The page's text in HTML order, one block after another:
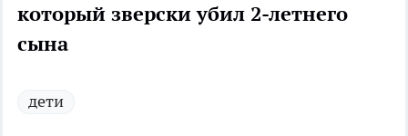
который зверски убил 2-летнего
сына
дети